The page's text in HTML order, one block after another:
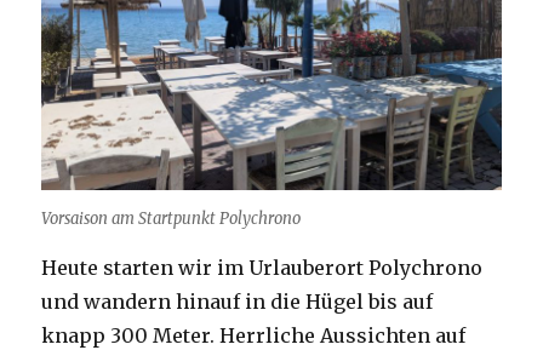
Vorsaison am Startpunkt Polychrono
Heute starten wir im Urlauberort Polychrono
und wandern hinauf in die Hügel bis auf
knapp 300 Meter. Herrliche Aussichten auf